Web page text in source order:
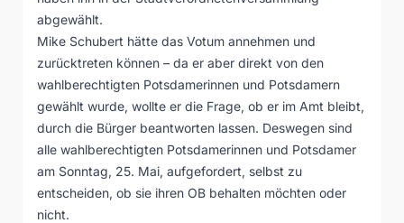
abgewählt.
Mike Schubert hätte das Votum annehmen und
zurücktreten können – da er aber direkt von den
wahlberechtigten Potsdamerinnen und Potsdamern
gewählt wurde, wollte er die Frage, ob er im Amt bleibt,
durch die Bürger beantworten lassen. Deswegen sind
alle wahlberechtigten Potsdamerinnen und Potsdamer
am Sonntag, 25. Mai, aufgefordert, selbst zu
entscheiden, ob sie ihren OB behalten möchten oder
nicht.